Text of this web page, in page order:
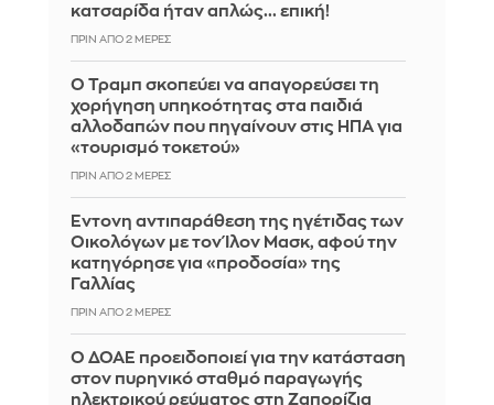
κατσαρίδα ήταν απλώς... επική!
ΠΡΙΝ ΑΠΌ 2 ΜΈΡΕΣ
Ο Τραμπ σκοπεύει να απαγορεύσει τη
χορήγηση υπηκοότητας στα παιδιά
αλλοδαπών που πηγαίνουν στις ΗΠΑ για
«τουρισμό τοκετού»
ΠΡΙΝ ΑΠΌ 2 ΜΈΡΕΣ
Έντονη αντιπαράθεση της ηγέτιδας των
Οικολόγων με τον Ίλον Μασκ, αφού την
κατηγόρησε για «προδοσία» της
Γαλλίας
ΠΡΙΝ ΑΠΌ 2 ΜΈΡΕΣ
Ο ΔΟΑΕ προειδοποιεί για την κατάσταση
στον πυρηνικό σταθμό παραγωγής
ηλεκτρικού ρεύματος στη Ζαπορίζια